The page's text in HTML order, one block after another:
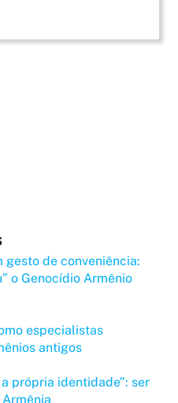
gesto de conveniência:
o Genocídio Armênio
especialistas
antigos
própria identidade”: ser